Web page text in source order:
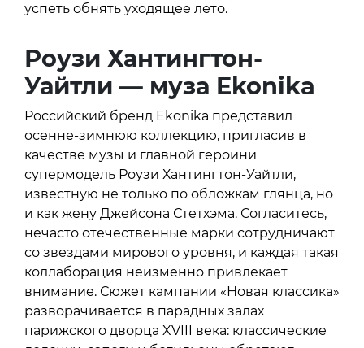
успеть обнять уходящее лето.
Роузи Хантингтон-
Уайтли — муза Ekonika
Российский бренд Ekonika представил
осенне-зимнюю коллекцию, пригласив в
качестве музы и главной героини
супермодель Роузи Хантингтон-Уайтли,
известную не только по обложкам глянца, но
и как жену Джейсона Стетхэма. Согласитесь,
нечасто отечественные марки сотрудничают
со звездами мирового уровня, и каждая такая
коллаборация неизменно привлекает
внимание. Сюжет кампании «Новая классика»
разворачивается в парадных залах
парижского дворца XVIII века: классические